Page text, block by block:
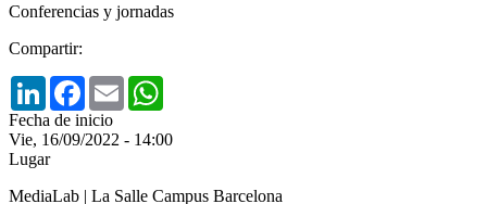
Conferencias y jornadas
Compartir:
LinkedInFacebook
Email
Fecha de inicio
Vie, 16/09/2022 - 14:00
Lugar
MediaLab | La Salle Campus Barcelona